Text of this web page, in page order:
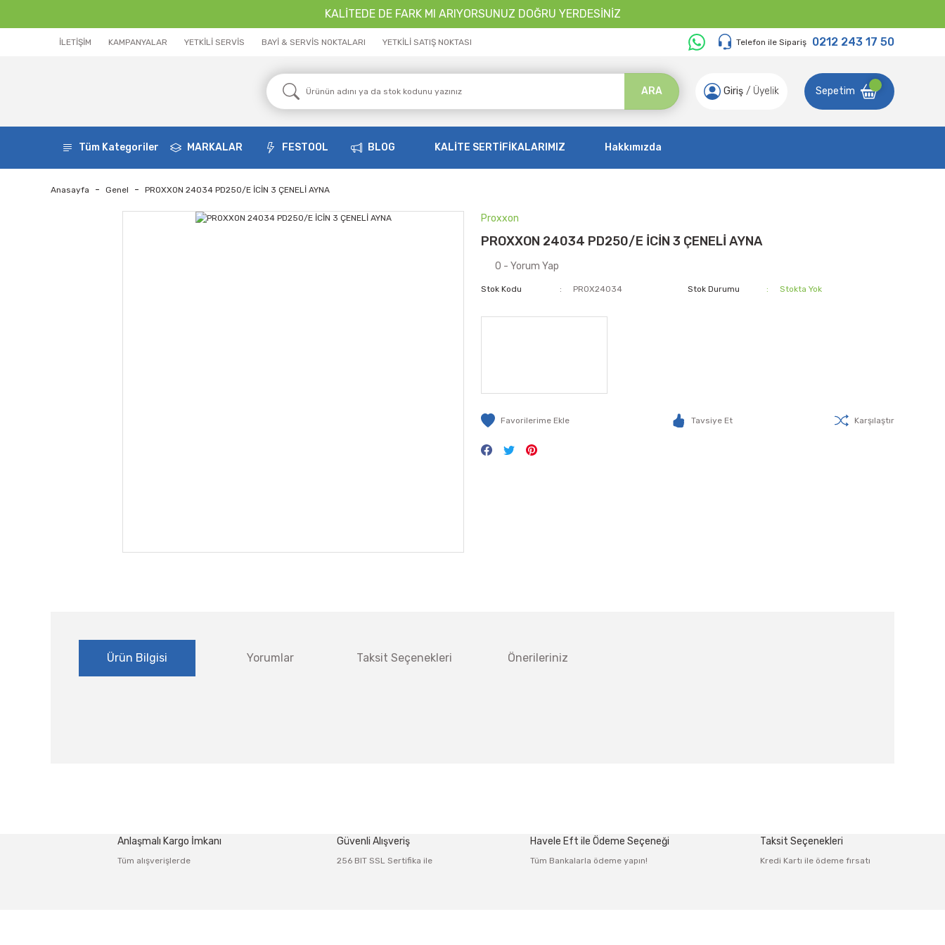
KALİTEDE DE FARK MI ARIYORSUNUZ DOĞRU YERDESİNİZ
İLETİŞİM KAMPANYALAR YETKİLİ SERVİS BAYİ & SERVİS NOKTALARI YETKİLİ SATIŞ NOKTASI Telefon ile Sipariş 0212 243 17 50
ARA Giriş / Üyelik Sepetim
Tüm Kategoriler MARKALAR FESTOOL BLOG KALİTE SERTİFİKALARIMIZ Hakkımızda
Anasayfa Genel PROXXON 24034 PD250/E İCİN 3 ÇENELİ AYNA
Proxxon
PROXXON 24034 PD250/E İCİN 3 ÇENELİ AYNA
0 - Yorum Yap
Stok Kodu PROX24034 Stok Durumu Stokta Yok
Tavsiye Et Karşılaştır
Ürün Bilgisi Yorumlar Taksit Seçenekleri Önerileriniz
Anlaşmalı Kargo İmkanı
Tüm alışverişlerde
Güvenli Alışveriş
256 BIT SSL Sertifika ile
Havele Eft ile Ödeme Seçeneği
Tüm Bankalarla ödeme yapın!
Taksit Seçenekleri
Kredi Kartı ile ödeme fırsatı